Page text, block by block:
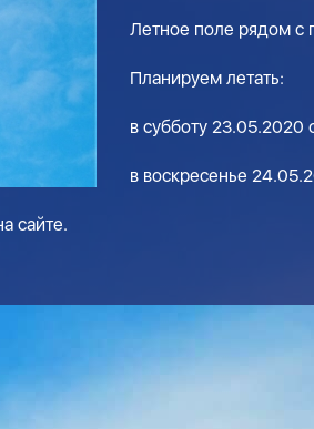
Летное поле рядом с
Планируем летать:
в субботу 23.05.2020
в воскресенье
сайте.